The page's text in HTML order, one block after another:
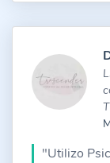
"Utilizo